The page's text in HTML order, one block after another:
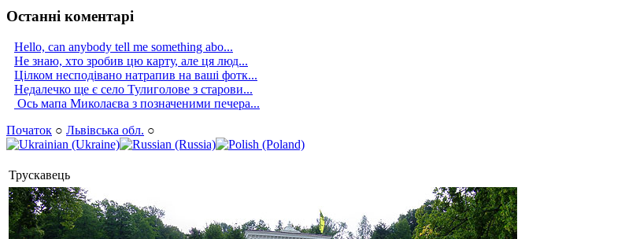
Останні коментарі
Hello, can anybody tell me something abo...
Не знаю, хто зробив цю карту, але ця люд...
Цілком несподівано натрапив на ваші фотк...
Недалечко ще є село Тулиголове з старови...
Ось мапа Миколаєва з позначеними печера...
Початок ○ Львівська обл. ○
Трускавець